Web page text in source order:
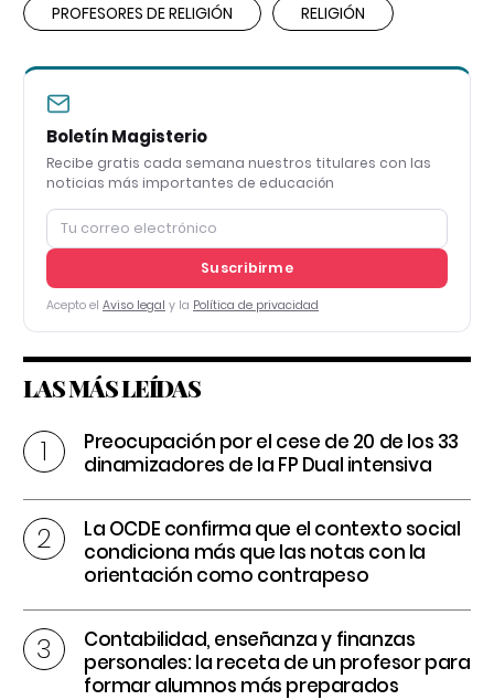
PROFESORES DE RELIGIÓN RELIGIÓN
Boletín Magisterio
Recibe gratis cada semana nuestros titulares con las
noticias más importantes de educación
Suscribirme
Acepto el Aviso legal y la Política de privacidad
LAS MÁS LEÍDAS
Preocupación por el cese de 20 de los 33
dinamizadores de la FP Dual intensiva
La OCDE confirma que el contexto social
condiciona más que las notas con la
orientación como contrapeso
Contabilidad, enseñanza y finanzas
personales: la receta de un profesor para
formar alumnos más preparados